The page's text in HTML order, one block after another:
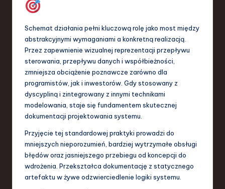
Schemat działania pełni kluczową rolę jako most między
abstrakcyjnymi wymaganiami a konkretną realizacją.
Przez zapewnienie wizualnej reprezentacji przepływu
sterowania, przepływu danych i współbieżności,
zmniejsza obciążenie poznawcze zarówno dla
programistów, jak i inwestorów. Gdy stosowany z
dyscypliną i zintegrowany z innymi technikami
modelowania, staje się fundamentem skutecznej
dokumentacji projektowania systemu.
Przyjęcie tej standardowej praktyki prowadzi do
mniejszych nieporozumień, bardziej wytrzymałe obsługi
błędów oraz jasniejszego przebiegu od koncepcji do
wdrożenia. Przekształca dokumentację z statycznego
artefaktu w żywe odzwierciedlenie logiki systemu.